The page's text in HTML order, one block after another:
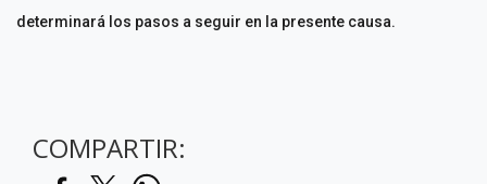
determinará los pasos a seguir en la presente causa.
COMPARTIR: